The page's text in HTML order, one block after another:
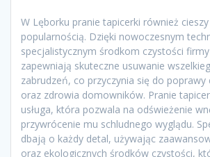
W Lęborku pranie tapicerki również
popularnością. Dzięki nowoczesnym
specjalistycznym środkom czystości
zapewniają skuteczne usuwanie
zabrudzeń, co przyczynia się do
oraz zdrowia domowników. Pranie
usługa, która pozwala na odświeżenie
przywrócenie mu schludnego wyglądu.
dbają o każdy detal, używając
oraz ekologicznych środków czystości,